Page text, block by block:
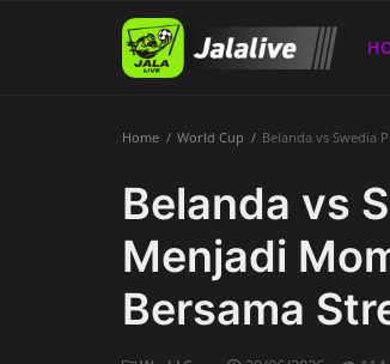
Home World Cup Belanda vs Swedia
Belanda vs
Menjadi
Bersama